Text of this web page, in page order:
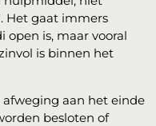
Het gaat immers
open is, maar vooral
is binnen het
afweging aan het einde
besloten of